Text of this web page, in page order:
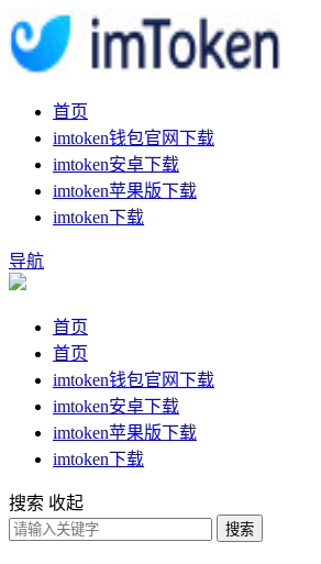
首页
imtoken钱包官网下载
imtoken安卓下载
imtoken苹果版下载
imtoken下载
导航
首页
首页
imtoken钱包官网下载
imtoken安卓下载
imtoken苹果版下载
imtoken下载
搜索 收起
搜索